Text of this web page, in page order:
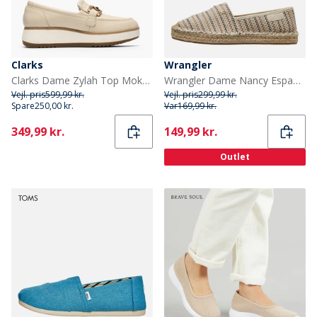
Clarks
Clarks Dame Zylah Top Mokkasiner Cream Leather
Vejl. pris599,99 kr.
Spare250,00 kr.
Current
349,99 kr.
Wrangler
Wrangler Dame Nancy Espadrilles Natur/Taupe Natural/ Taupe
Vejl. pris299,99 kr.
Var169,99 kr.
Current
149,99 kr.
Outlet